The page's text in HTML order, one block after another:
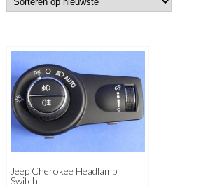
Jeep Cherokee Headlamp
Switch